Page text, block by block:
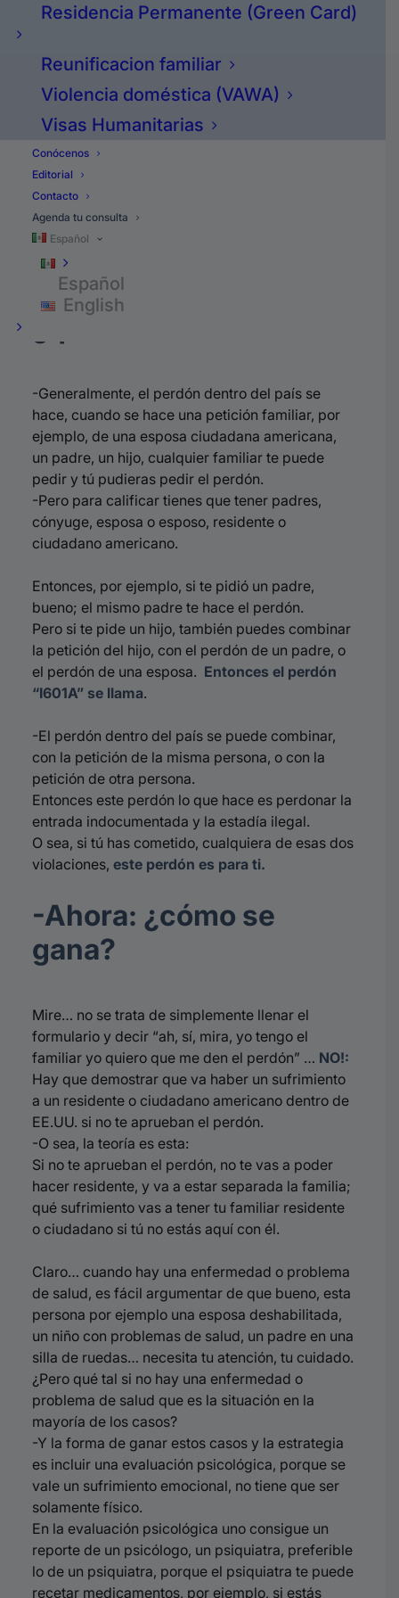
Residencia Permanente (Green Card)
Reunificacion familiar
Violencia doméstica (VAWA)
Visas Humanitarias
Conócenos
Editorial
Contacto
Agenda tu consulta
Español
Español
English
Por lo tanto, lo vamos a explicar bien facilito.
Número 1:quienes califican.
cómo se gana.
Número 3:
Así que al ver esta explicación te va a quedar
clarito como el agua.
-Así que primero:
-Generalmente, el perdón dentro del país se
hace, cuando se hace una petición familiar, por
ejemplo, de una esposa ciudadana americana,
un padre, un hijo, cualquier familiar te puede
pedir y tú pudieras pedir el perdón.
-Pero para calificar tienes que tener padres,
cónyuge, esposa o esposo, residente o
ciudadano americano.
Entonces, por ejemplo, si te pidió un padre,
bueno; el mismo padre te hace el perdón.
Pero si te pide un hijo, también puedes combinar
la petición del hijo, con el perdón de un padre, o
el perdón de una esposa. Entonces el perdón
“I601A” se llama.
-El perdón dentro del país se puede combinar,
con la petición de la misma persona, o con la
petición de otra persona.
Entonces este perdón lo que hace es perdonar la
entrada indocumentada y la estadía ilegal.
O sea, si tú has cometido, cualquiera de esas dos
violaciones, este perdón es para ti.
-Ahora: ¿cómo se
gana?
Mire… no se trata de simplemente llenar el
formulario y decir “ah, sí, mira, yo tengo el
familiar yo quiero que me den el perdón” … NO!:
Hay que demostrar que va haber un sufrimiento
a un residente o ciudadano americano dentro de
EE.UU. si no te aprueban el perdón.
-O sea, la teoría es esta:
Si no te aprueban el perdón, no te vas a poder
hacer residente, y va a estar separada la familia;
qué sufrimiento vas a tener tu familiar residente
o ciudadano si tú no estás aquí con él.
Claro… cuando hay una enfermedad o problema
de salud, es fácil argumentar de que bueno, esta
persona por ejemplo una esposa deshabilitada,
un niño con problemas de salud, un padre en una
silla de ruedas… necesita tu atención, tu cuidado.
¿Pero qué tal si no hay una enfermedad o
problema de salud que es la situación en la
mayoría de los casos?
-Y la forma de ganar estos casos y la estrategia
es incluir una evaluación psicológica, porque se
vale un sufrimiento emocional, no tiene que ser
solamente físico.
En la evaluación psicológica uno consigue un
reporte de un psicólogo, un psiquiatra, preferible
lo de un psiquiatra, porque el psiquiatra te puede
recetar medicamentos, por ejemplo, si estás